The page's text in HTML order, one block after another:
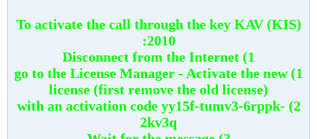
To activate the call through the key KAV (KIS)
2010:
1) Disconnect from the Internet
1) go to the License Manager - Activate the new
license (first remove the old license)
2) with an activation code yy15f-tumv3-6rppk-
2kv3q